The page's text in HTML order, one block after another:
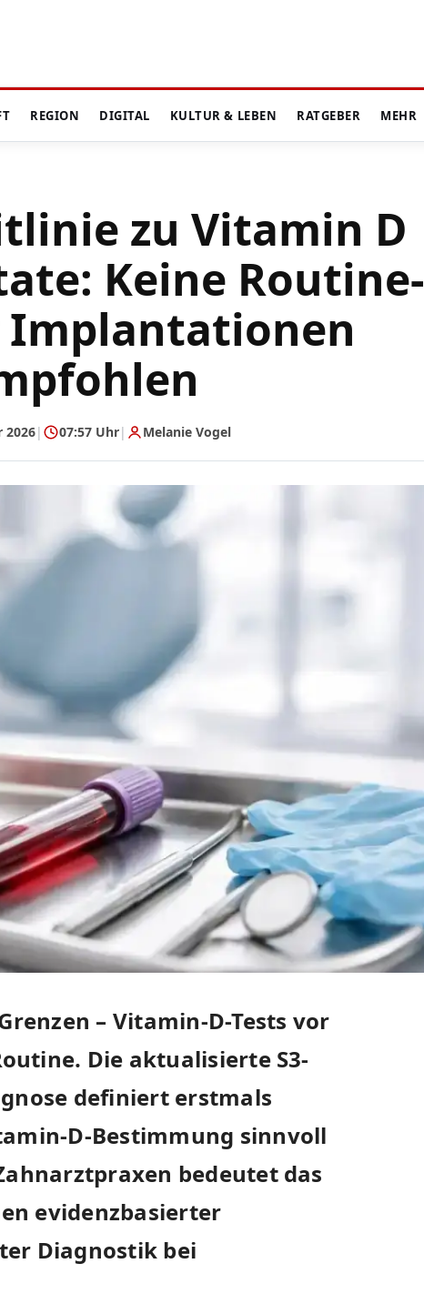
REGION DIGITAL KULTUR & LEBEN RATGEBER MEHR
zu Vitamin D
Keine Routine-
Implantationen
2026| 07:57 Uhr| Melanie Vogel
– Vitamin-D-Tests vor
Die aktualisierte S3-
definiert erstmals
D-Bestimmung sinnvoll
bedeutet das
evidenzbasierter
Diagnostik bei